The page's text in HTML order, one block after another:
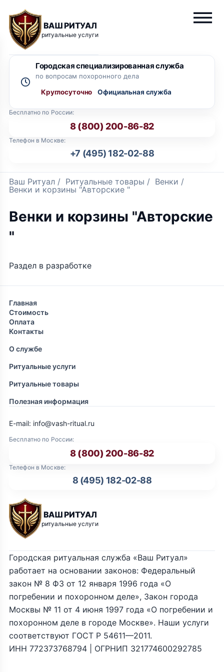
ВАШ РИТУАЛ
ритуальные услуги
Бесплатно по России:
8 (800) 200-86-82
Телефон в Москве:
+7 (495) 182-02-88
Городская специализированная служба
по вопросам похоронного дела
Круглосуточно
Ваш Ритуал / Ритуальные товары / Венки /
Венки и корзины "Авторские "
Венки и корзины "Авторские
"
Раздел в разработке
Главная
Стоимость
Оплата
Контакты
О службе
Ритуальные услуги
Ритуальные товары
Полезная информация
ВАШ РИТУАЛ
ритуальные услуги
Бесплатно по России:
8 (800) 200-86-82
Телефон в Москве:
8 (495) 182-02-88
E-mail: info@vash-ritual.ru
Городская ритуальная служба «Ваш Ритуал»
работает на основании законов: Федеральный
закон № 8 ФЗ от 12 января 1996 года «О
погребении и похоронном деле», Закон города
Москвы № 11 от 4 июня 1997 года «О погребении и
похоронном деле в городе Москве». Наши услуги
соответствуют ГОСТ Р 54611—2011.
ИНН 772373768794 | ОГРНИП 321774600292785